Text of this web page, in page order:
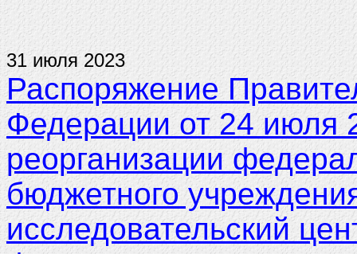
31 июля 2023
Распоряжение
Федерации от 24 июля
реорганизации
бюджетного
исследовательский